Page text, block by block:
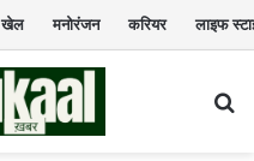
खेल मनोरंजन करियर लाइफ